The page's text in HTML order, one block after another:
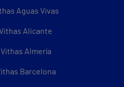
Aguas Vivas
Alicante
Almería
Barcelona